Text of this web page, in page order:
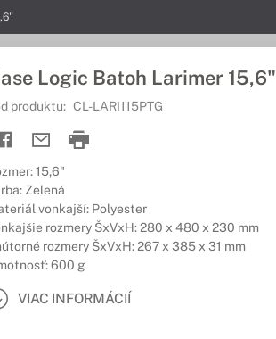
Logic Batoh Larimer 15,6"
produktu: CL-LARI115PTG
15,6"
Zelená
vonkajší: Polyester
rozmery ŠxVxH: 280 x 480 x 230 mm
rozmery ŠxVxH: 267 x 385 x 31 mm
600 g
VIAC INFORMÁCIÍ